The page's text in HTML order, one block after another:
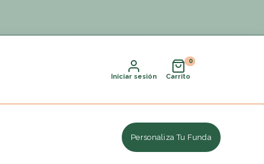
Iniciar sesión Carrito
Personaliza Tu Funda